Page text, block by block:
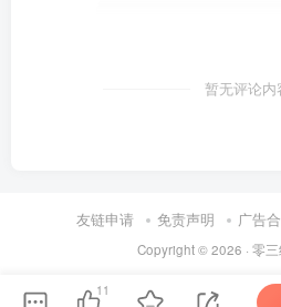
暂无评论内
友链申请 免责声明 广告
Copyright © 2026 · 零
11